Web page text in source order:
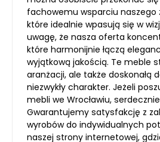
fachowemu wsparciu naszego
które idealnie wpasują się w
uwagę, że nasza oferta
które harmonijnie łączą
wyjątkową jakością. Te meble
aranżacji, ale także doskonałą
niezwykły charakter. Jeżeli
mebli we Wrocławiu,
Gwarantujemy satysfakcję z
wyrobów do indywidualnych
naszej strony internetowej,